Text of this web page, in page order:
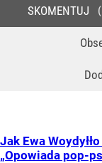
SKOMENTUJ
Jak Ewa
„Opowiada pop-